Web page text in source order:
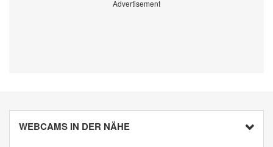
Advertisement
WEBCAMS IN DER NÄHE